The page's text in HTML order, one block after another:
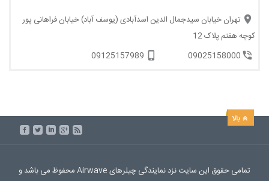
تهران خیابان سیدجمال الدین اسدآبادی (یوسف آباد) خیابان فراهانی پور
کوچه هفتم پلاک 12
09025158000
09125157989
تمامی حقوق این سایت نزد نمایندگی چیلرهای Airwave محفوظ می باشد و